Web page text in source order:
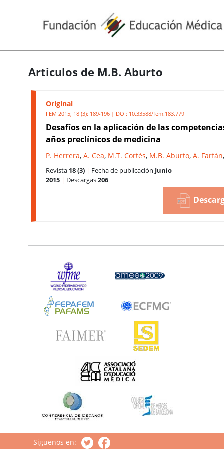
Articulos de M.B. Aburto
Original
FEM 2015; 18 (3): 189-196 | DOI: 10.33588/fem.183.779
Desafíos en la aplicación de las
años preclínicos de medicina
P. Herrera, A. Cea, M.T. Cortés, M.B. Aburto, A. Farfán
Revista 18 (3) | Fecha de publicación Junio
2015 | Descargas206
Siguenos en: